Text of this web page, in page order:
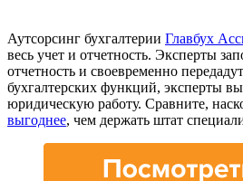
Аутсорсинг бухгалтерии Главбух
весь учет и отчетность. Эксперты
отчетность и своевременно
бухгалтерских функций, эксперты
юридическую работу. Сравните,
выгоднее, чем держать штат